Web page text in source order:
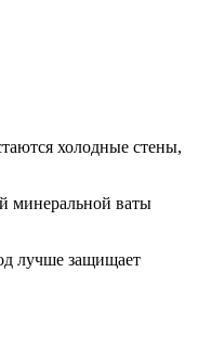
холодные стены,
минеральной ваты
лучше защищает